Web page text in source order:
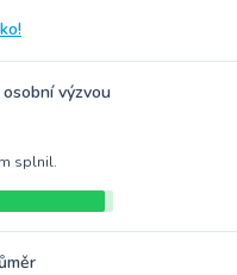
výzvou
splnil.